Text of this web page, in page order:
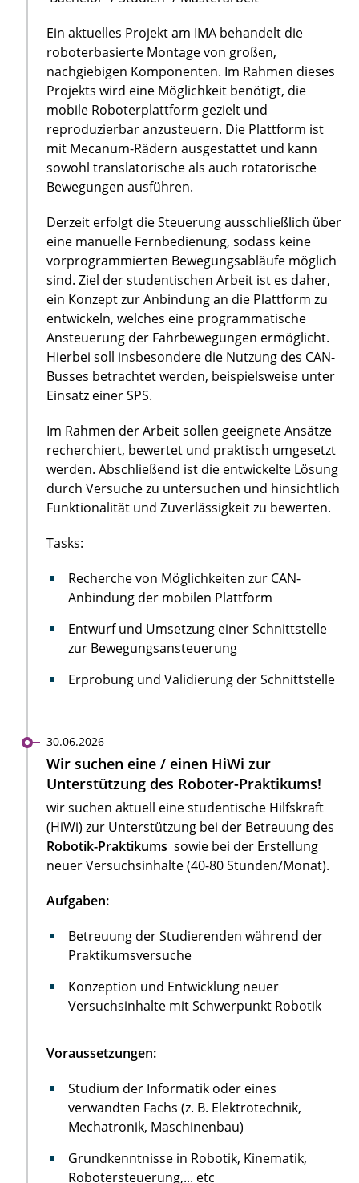
Ein aktuelles Projekt am IMA behandelt die
roboterbasierte Montage von großen,
nachgiebigen Komponenten. Im Rahmen dieses
Projekts wird eine Möglichkeit benötigt, die
mobile Roboterplattform gezielt und
reproduzierbar anzusteuern. Die Plattform ist
mit Mecanum-Rädern ausgestattet und kann
sowohl translatorische als auch rotatorische
Bewegungen ausführen.
Derzeit erfolgt die Steuerung ausschließlich über
eine manuelle Fernbedienung, sodass keine
vorprogrammierten Bewegungsabläufe möglich
sind. Ziel der studentischen Arbeit ist es daher,
ein Konzept zur Anbindung an die Plattform zu
entwickeln, welches eine programmatische
Ansteuerung der Fahrbewegungen ermöglicht.
Hierbei soll insbesondere die Nutzung des CAN-
Busses betrachtet werden, beispielsweise unter
Einsatz einer SPS.
Im Rahmen der Arbeit sollen geeignete Ansätze
recherchiert, bewertet und praktisch umgesetzt
werden. Abschließend ist die entwickelte Lösung
durch Versuche zu untersuchen und hinsichtlich
Funktionalität und Zuverlässigkeit zu bewerten.
Tasks:
Recherche von Möglichkeiten zur CAN-
Anbindung der mobilen Plattform
Entwurf und Umsetzung einer Schnittstelle
zur Bewegungsansteuerung
Erprobung und Validierung der Schnittstelle
30.06.2026
Wir suchen eine / einen HiWi zur
Unterstützung des Roboter-Praktikums!
wir suchen aktuell eine studentische Hilfskraft
(HiWi) zur Unterstützung bei der Betreuung des
Robotik-Praktikums sowie bei der Erstellung
neuer Versuchsinhalte (40-80 Stunden/Monat).
Aufgaben:
Betreuung der Studierenden während der
Praktikumsversuche
Konzeption und Entwicklung neuer
Versuchsinhalte mit Schwerpunkt Robotik
Voraussetzungen:
Studium der Informatik oder eines
verwandten Fachs (z. B. Elektrotechnik,
Mechatronik, Maschinenbau)
Grundkenntnisse in Robotik, Kinematik,
Robotersteuerung,... etc